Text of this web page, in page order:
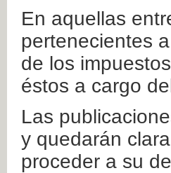
En aquellas
pertenecientes
de los
éstos a cargo
Las
y quedarán
proceder a su